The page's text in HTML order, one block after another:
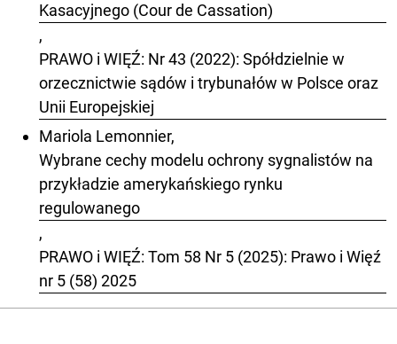
Kasacyjnego (Cour de Cassation)
,
PRAWO i WIĘŹ: Nr 43 (2022): Spółdzielnie w
orzecznictwie sądów i trybunałów w Polsce oraz
Unii Europejskiej
Mariola Lemonnier,
Wybrane cechy modelu ochrony sygnalistów na
przykładzie amerykańskiego rynku
regulowanego
,
PRAWO i WIĘŹ: Tom 58 Nr 5 (2025): Prawo i Więź
nr 5 (58) 2025